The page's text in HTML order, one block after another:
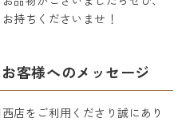
持ちくださいませ！
客様へのメッセージ
店をご利用くださり誠にあり